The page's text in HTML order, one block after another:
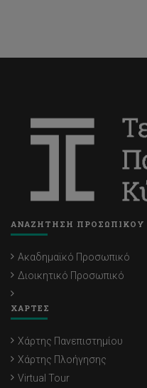
ΑΝΑΖΗΤΗΣΗ ΠΡΟΣΩΠΙΚΟΥ
Ακαδημαϊκό Προσωπικό
Διοικητικό Προσωπικό
ΧΑΡΤΕΣ
Χάρτης Πανεπιστημίου
Χάρτης Πλοήγησης
Virtual Tour